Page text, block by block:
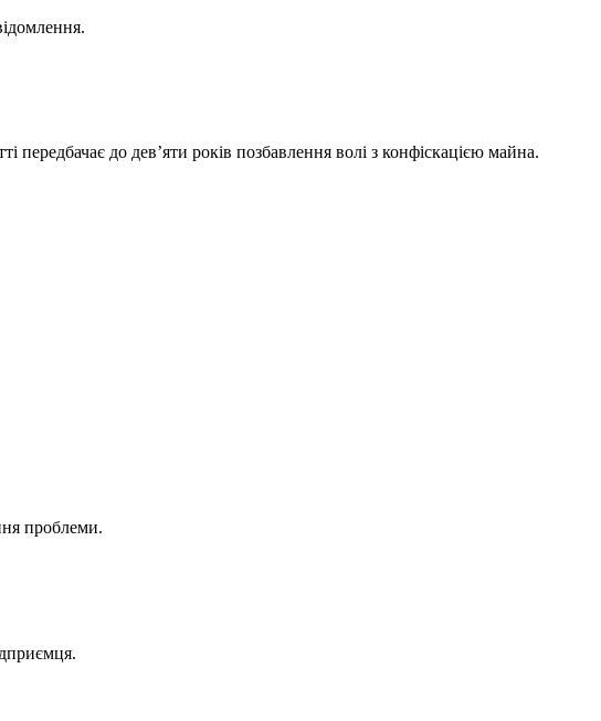
до дев’яти років позбавлення волі з конфіскацією майна.
проблеми.